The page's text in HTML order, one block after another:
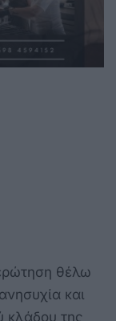
θέλω
και
κλάδου της